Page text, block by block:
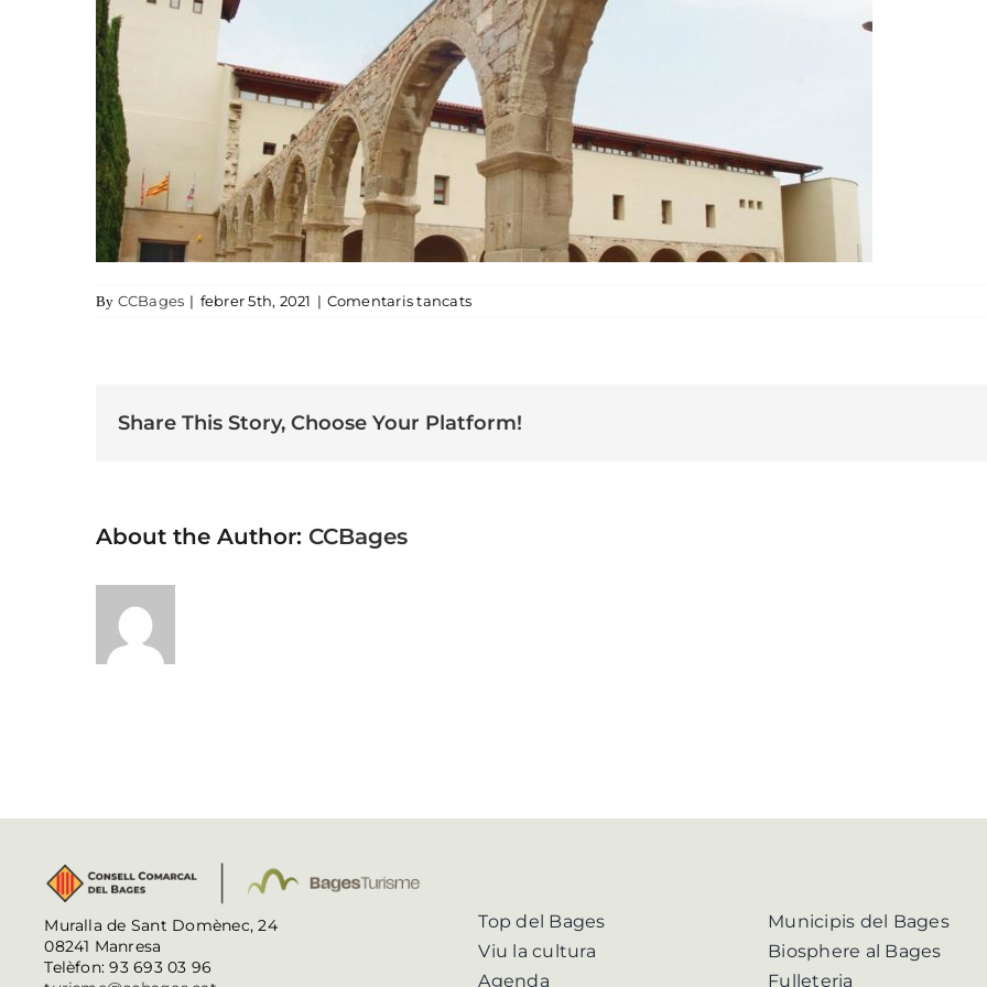
By CCBages | febrer 5th, 2021 | Comentaris tancatsa alberg el carme
Share This Story, Choose Your Platform!
About the Author: CCBages
Muralla de Sant Domènec, 24
08241 Manresa
Telèfon: 93 693 03 96
Top del Bages
Viu la cultura
Agenda
Municipis del Bages
Biosphere al Bages
Fulleteria